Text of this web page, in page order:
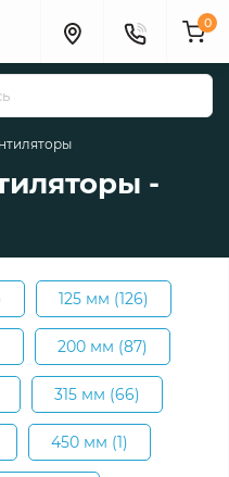
0
-
125 мм (126)
200 мм (87)
315 мм (66)
450 мм (1)